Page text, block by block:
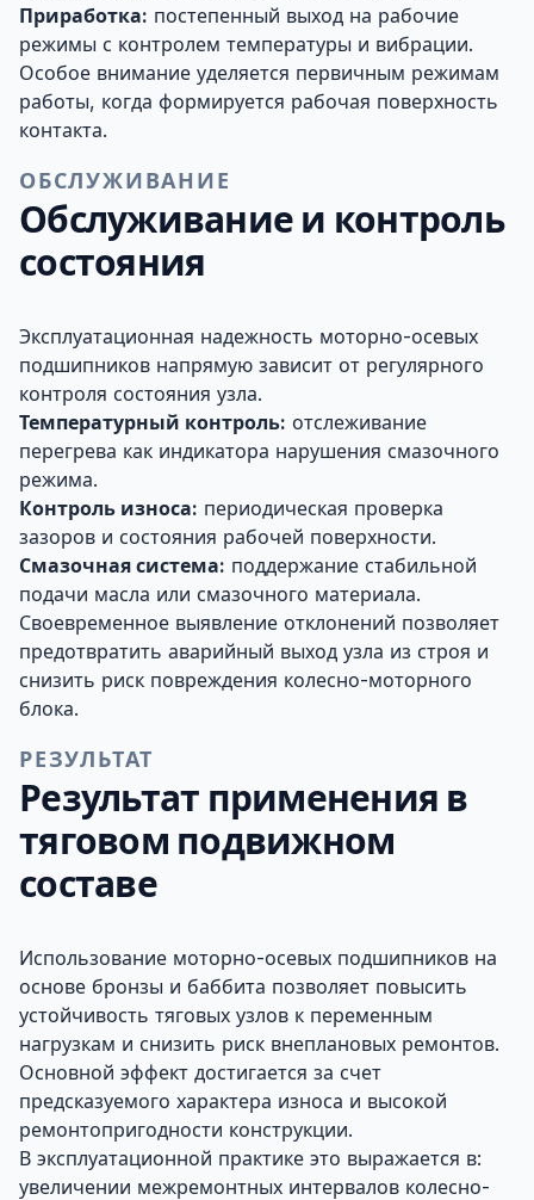
Приработка: постепенный выход на рабочие
режимы с контролем температуры и вибрации.
Особое внимание уделяется первичным режимам
работы, когда формируется рабочая поверхность
контакта.
ОБСЛУЖИВАНИЕ
Обслуживание и контроль
состояния
Эксплуатационная надежность моторно-осевых
подшипников напрямую зависит от регулярного
контроля состояния узла.
Температурный контроль: отслеживание
перегрева как индикатора нарушения смазочного
режима.
Контроль износа: периодическая проверка
зазоров и состояния рабочей поверхности.
Смазочная система: поддержание стабильной
подачи масла или смазочного материала.
Своевременное выявление отклонений позволяет
предотвратить аварийный выход узла из строя и
снизить риск повреждения колесно-моторного
блока.
РЕЗУЛЬТАТ
Результат применения в
тяговом подвижном
составе
Использование моторно-осевых подшипников на
основе бронзы и баббита позволяет повысить
устойчивость тяговых узлов к переменным
нагрузкам и снизить риск внеплановых ремонтов.
Основной эффект достигается за счет
предсказуемого характера износа и высокой
ремонтопригодности конструкции.
В эксплуатационной практике это выражается в:
увеличении межремонтных интервалов колесно-